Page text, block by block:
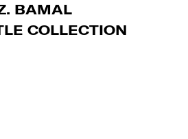
BAMAL
COLLECTION